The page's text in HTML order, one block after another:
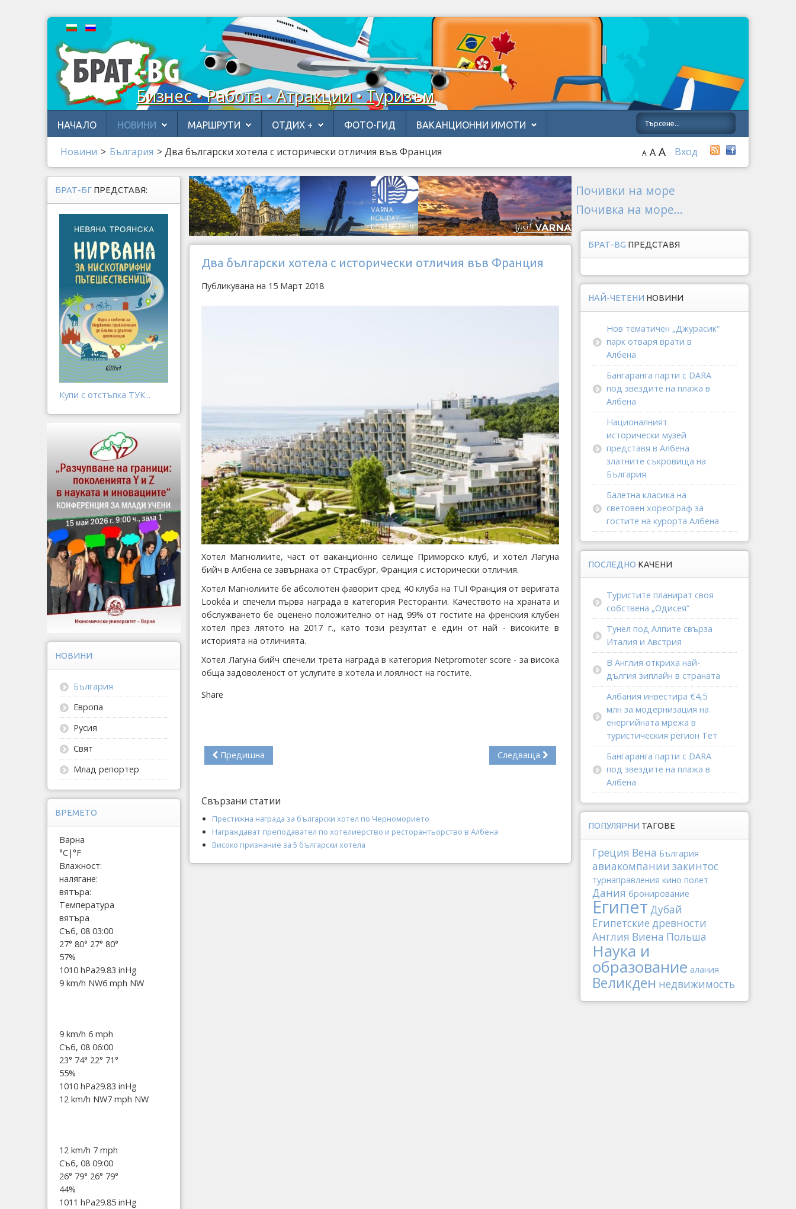
Бизнес • Работа • Атракции • Туризъм
НАЧАЛО НОВИНИ МАРШРУТИ ОТДИХ + ФОТО-ГИД ВАКАНЦИОННИ ИМОТИ
Новини > България >Два български хотела с исторически отличия във Франция Вход
A A A
Два български хотела с исторически отличия във Франция
Публикувана на 15 Март 2018
Хотел Магнолиите, част от ваканционно селище Приморско клуб, и хотел Лагуна
бийч в Албена се завърнаха от Страсбург, Франция с исторически отличия.
Хотел Магнолиите бе абсолютен фаворит сред 40 клуба на TUI Франция от веригата
Lookéa и спечели първа награда в категория Ресторанти. Качеството на храната и
обслужването бе оценено положително от над 99% от гостите на френския клубен
хотел през лятото на 2017 г., като този резултат е един от най - високите в
историята на отличията.
Хотел Лагуна бийч спечели трета награда в категория Netpromoter score - за висока
обща задоволеност от услугите в хотела и лоялност на гостите.
Share
Предишна Следваща
Свързани статии
Престижна награда за български хотел по Черноморието
Награждават преподавател по хотелиерство и ресторантьорство в Албена
Високо признание за 5 български хотела
БРАТ-БГ ПРЕДСТАВЯ:
Купи с отстъпка ТУК...
НОВИНИ
България
Европа
Русия
Свят
Млад репортер
ВРЕМЕТО
Варна
°C|°F
Влажност:
налягане:
вятъра:
Температура
вятъра
Съб, 08 03:00
27° 80° 27° 80°
57%
1010 hPa29.83 inHg
9 km/h NW6 mph NW
9 km/h 6 mph
Съб, 08 06:00
23° 74° 22° 71°
55%
1010 hPa29.83 inHg
12 km/h NW7 mph NW
12 km/h 7 mph
Съб, 08 09:00
26° 79° 26° 79°
44%
1011 hPa29.85 inHg
Почивки на море
Почивка на море...
БРАТ-BG ПРЕДСТАВЯ
НАЙ-ЧЕТЕНИ НОВИНИ
Нов тематичен „Джурасик“
парк отваря врати в
Албена
Бангаранга парти с DARA
под звездите на плажа в
Албена
Националният
исторически музей
представя в Албена
златните съкровища на
България
Балетна класика на
световен хореограф за
гостите на курорта Албена
ПОСЛЕДНО КАЧЕНИ
Туристите планират своя
собствена „Одисея“
Тунел под Алпите свърза
Италия и Австрия
В Англия откриха най-
дългия зиплайн в страната
Албания инвестира €4,5
млн за модернизация на
енергийната мрежа в
туристическия регион Тет
Бангаранга парти с DARA
под звездите на плажа в
Албена
ПОПУЛЯРНИ ТАГОВЕ
Греция Вена България
авиакомпании закинтос
турнаправления кино полет
Дания бронирование
Египет Дубай
Египетские древности
Англия Виена Польша
Наука и
образование алания
Великден недвижимость